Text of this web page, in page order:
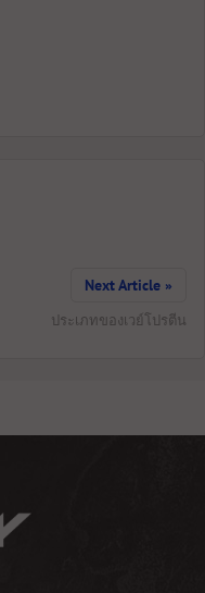
Next Article »
ประเภทของเวย์โปรตีน